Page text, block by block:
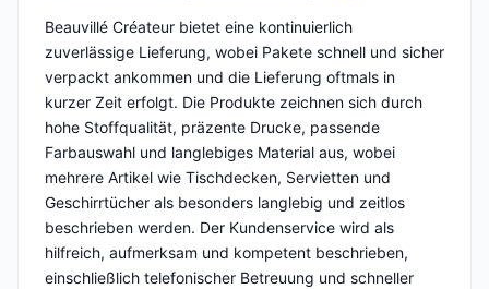
Beauvillé Créateur bietet eine kontinuierlich
zuverlässige Lieferung, wobei Pakete schnell und sicher
verpackt ankommen und die Lieferung oftmals in
kurzer Zeit erfolgt. Die Produkte zeichnen sich durch
hohe Stoffqualität, präzente Drucke, passende
Farbauswahl und langlebiges Material aus, wobei
mehrere Artikel wie Tischdecken, Servietten und
Geschirrtücher als besonders langlebig und zeitlos
beschrieben werden. Der Kundenservice wird als
hilfreich, aufmerksam und kompetent beschrieben,
einschließlich telefonischer Betreuung und schneller